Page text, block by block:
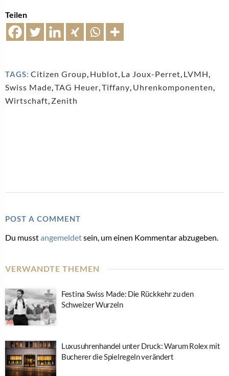
Teilen
TAGS: Citizen Group, Hublot, La Joux-Perret, LVMH,
Swiss Made,TAG Heuer,Tiffany, Uhrenkomponenten,
Wirtschaft, Zenith
POST A COMMENT
Du musstangemeldetsein, um einen Kommentar abzugeben.
VERWANDTE THEMEN
Festina Swiss Made: Die Rückkehr zu den
Schweizer Wurzeln
Luxusuhrenhandel unter Druck: Warum Rolex mit
Bucherer die Spielregeln verändert